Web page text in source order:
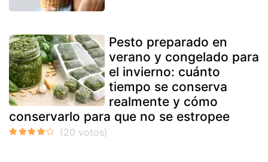
Pesto preparado en
verano y congelado para
el invierno: cuánto
tiempo se conserva
realmente y cómo
conservarlo para que no se estropee